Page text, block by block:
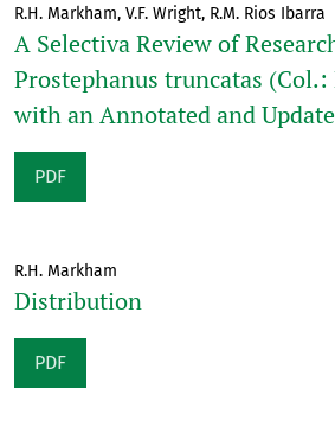
R.H. Markham, V.F. Wright, R.M. Rios Ibarra
A Selectiva Review of
Prostephanus truncatas
with an Annotated and
PDF
R.H. Markham
Distribution
PDF